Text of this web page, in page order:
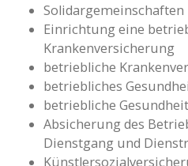
Solidargemeinschaften
Einrichtung eine
Krankenversicherung
betriebliche
betriebliches
betriebliche
Absicherung des
Dienstgang und